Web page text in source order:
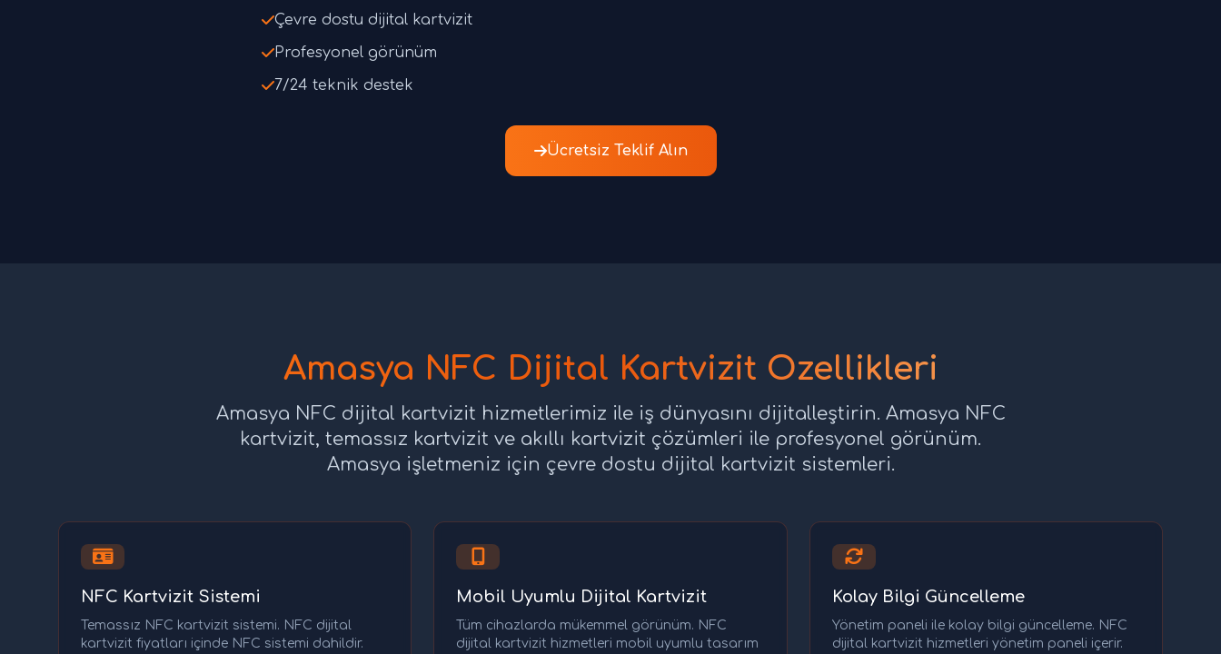
Çevre dostu dijital kartvizit
Profesyonel görünüm
7/24 teknik destek
Ücretsiz Teklif Alın
Amasya NFC Dijital Kartvizit Özellikleri
Amasya NFC dijital kartvizit hizmetlerimiz ile iş dünyasını dijitalleştirin. Amasya NFC
kartvizit, temassız kartvizit ve akıllı kartvizit çözümleri ile profesyonel görünüm.
Amasya işletmeniz için çevre dostu dijital kartvizit sistemleri.
NFC Kartvizit Sistemi
Temassız NFC kartvizit sistemi. NFC dijital
kartvizit fiyatları içinde NFC sistemi dahildir.
Mobil Uyumlu Dijital Kartvizit
Tüm cihazlarda mükemmel görünüm. NFC
dijital kartvizit hizmetleri mobil uyumlu tasarım
Kolay Bilgi Güncelleme
Yönetim paneli ile kolay bilgi güncelleme. NFC
dijital kartvizit hizmetleri yönetim paneli içerir.